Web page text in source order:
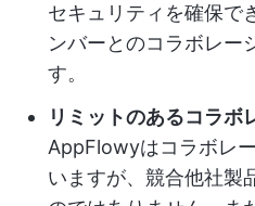
セキュリティを確保で
ンバーとのコラボレー
す。
リミットのあるコラボ
AppFlowyはコラボレ
いますが、競合他社製